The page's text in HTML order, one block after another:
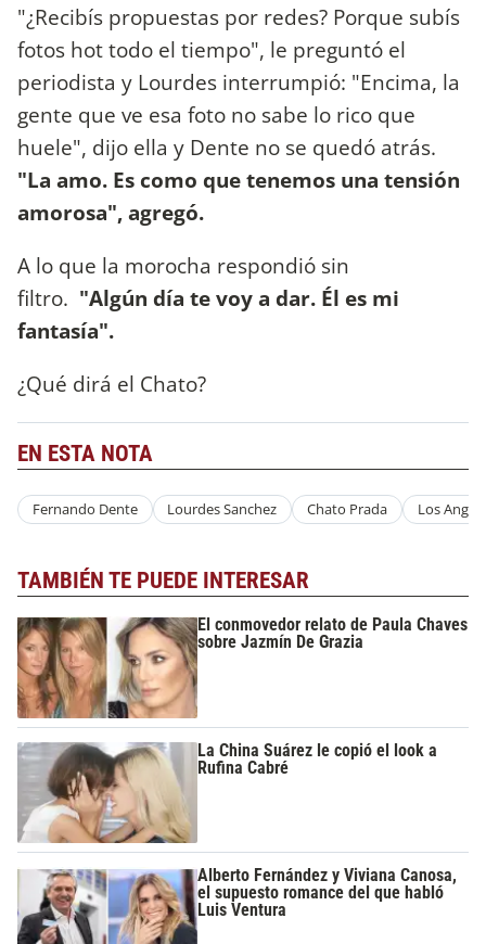
"¿Recibís propuestas por redes? Porque subís
fotos hot todo el tiempo", le preguntó el
periodista y Lourdes interrumpió: "Encima, la
gente que ve esa foto no sabe lo rico que
huele", dijo ella y Dente no se quedó atrás.
"La amo. Es como que tenemos una tensión
amorosa", agregó.
A lo que la morocha respondió sin
filtro. "Algún día te voy a dar. Él es mi
fantasía".
¿Qué dirá el Chato?
EN ESTA NOTA
Fernando Dente Lourdes Sanchez Chato Prada Los
TAMBIÉN TE PUEDE INTERESAR
El conmovedor relato de Paula Chaves
sobre Jazmín De Grazia
La China Suárez le copió el look a
Rufina Cabré
Alberto Fernández y Viviana Canosa,
el supuesto romance del que habló
Luis Ventura